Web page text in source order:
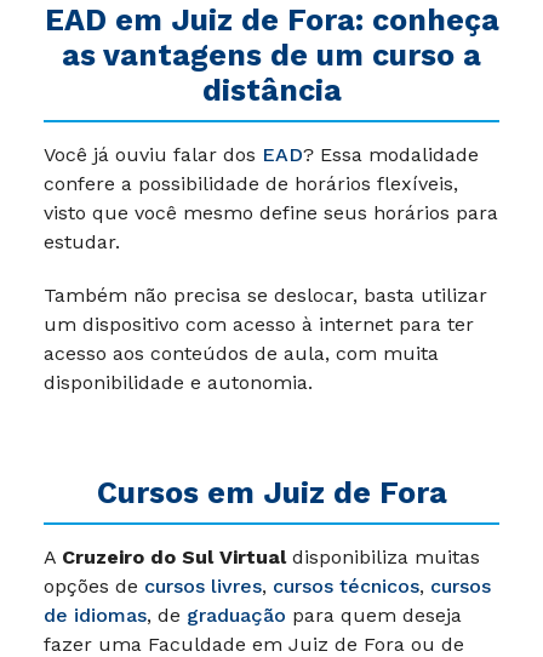
EAD em Juiz de Fora: conheça
as vantagens de um curso a
distância
Você já ouviu falar dos EAD? Essa modalidade
confere a possibilidade de horários flexíveis,
visto que você mesmo define seus horários para
estudar.
Também não precisa se deslocar, basta utilizar
um dispositivo com acesso à internet para ter
acesso aos conteúdos de aula, com muita
disponibilidade e autonomia.
Cursos em Juiz de Fora
A Cruzeiro do Sul Virtualdisponibiliza muitas
opções de cursos livres, cursos técnicos, cursos
de idiomas, de graduação para quem deseja
fazer uma Faculdade em Juiz de Fora ou de